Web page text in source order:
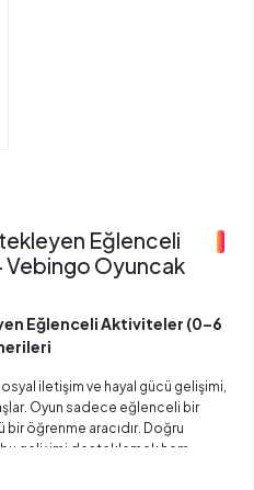
Eğlenceli
Vebingo Oyuncak
Eğlenceli Aktiviteler (0–6
iletişim ve hayal gücü gelişimi,
Oyun sadece eğlenceli bir
öğrenme aracıdır. Doğru
gelişimi desteklemek hem